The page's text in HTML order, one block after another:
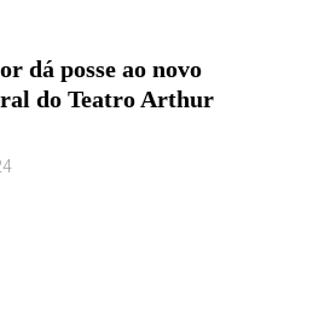
dá posse ao novo
do Teatro Arthur